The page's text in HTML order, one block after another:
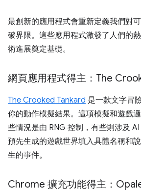
最創新的應用程式會重新定義我們對
破界限。這些應用程式激發了人們的
術進展奠定基礎。
網頁應用程式得主：The
The Crooked Tankard 是一款文字冒
你的動作模擬結果。這項模擬和遊戲
些情況是由 RNG 控制，有些則涉及
預先生成的遊戲世界填入具體名稱和
生的事件。
Chrome 擴充功能得主：